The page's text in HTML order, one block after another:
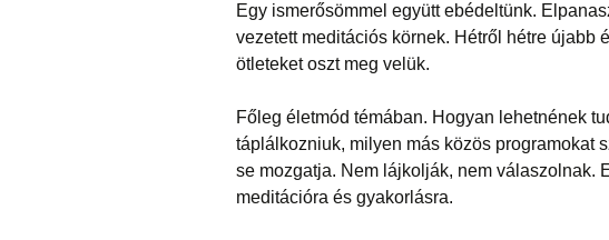
Egy ismerősömmel együtt ebédeltünk.
vezetett meditációs körnek. Hétről hétre újabb
ötleteket oszt meg velük.
Főleg életmód témában. Hogyan lehetnének
táplálkozniuk, milyen más közös programokat
se mozgatja. Nem lájkolják, nem válaszolnak.
meditációra és gyakorlásra.